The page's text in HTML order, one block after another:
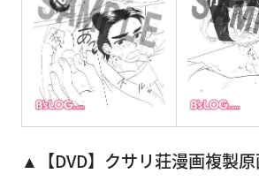
▲【DVD】クサリ荘漫画複製